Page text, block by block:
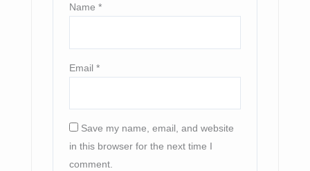
Name*
Email*
Save my name, email, and website
in this browser for the next time I
comment.